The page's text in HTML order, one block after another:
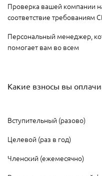
Проверка вашей компании
соответствие требованиям
Персональный менеджер,
помогает вам во всем
Какие взносы вы
Вступительный (разово)
Целевой (раз в год)
Членский (ежемесячно)